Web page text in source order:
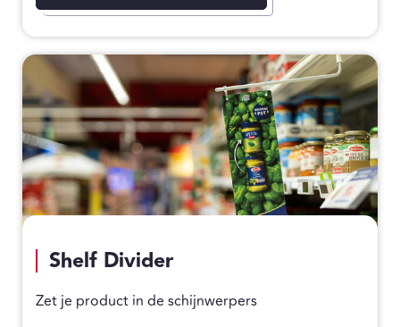
Shelf Divider
Zet je product in de schijnwerpers